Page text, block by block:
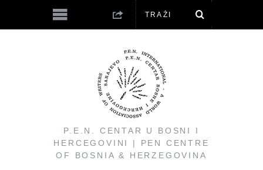
P.E.N. CENTAR U BOSNI I
HERCEGOVINI | PEN CENTRE
OF BOSNIA & HERZEGOVINA